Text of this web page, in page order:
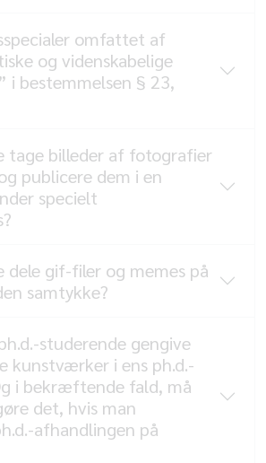
omfattet af
og videnskabelige
i bestemmelsen § 23,
tage billeder af fotografier
publicere dem i en
specielt
dele gif-filer og memes på
samtykke?
studerende gengive
kunstværker i ens ph.d.-
i bekræftende fald, må
det, hvis man
afhandlingen på